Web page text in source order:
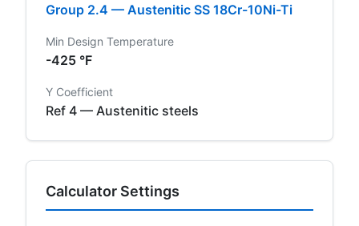
Group 2.4 — Austenitic SS 18Cr-10Ni-Ti
Min Design Temperature
-425 °F
Y Coefficient
Ref 4 — Austenitic steels
Calculator Settings